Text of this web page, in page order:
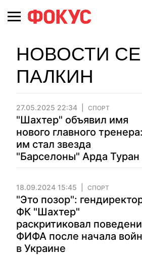
НОВОСТИ
ПАЛКИН
27.05.2025 22:34 СПОРТ
"Шахтер" объявил имя
нового главного тренера:
им стал звезда
"Барселоны" Арда Туран
18.09.2024 15:45 СПОРТ
"Это позор":
ФК "Шахтер"
раскритиковал
ФИФА после начала
в Украине